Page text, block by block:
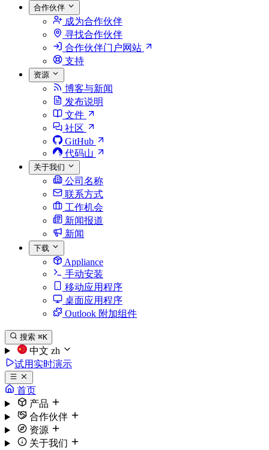
合作伙伴
成为合作伙伴
寻找合作伙伴
合作伙伴门户网站
支持
资源
博客与新闻
发布说明
文件
社区
GitHub
代码山
关于我们
公司名称
联系方式
工作机会
新闻报道
新闻
下载
Appliance
手动安装
移动应用程序
桌面应用程序
Outlook 附加组件
搜索 ⌘K
中文 zh
试用实时演示
首页
产品
合作伙伴
资源
关于我们